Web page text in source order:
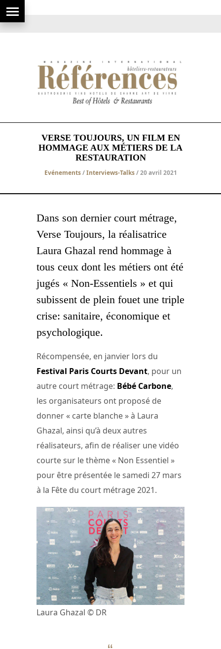
VERSE TOUJOURS, UN FILM EN
HOMMAGE AUX MÉTIERS DE LA
RESTAURATION
Evénements/Interviews-Talks/ 20 avril 2021
Dans son dernier court métrage,
Verse Toujours, la réalisatrice
Laura Ghazal rend hommage à
tous ceux dont les métiers ont été
jugés « Non-Essentiels » et qui
subissent de plein fouet une triple
crise: sanitaire, économique et
psychologique.
Récompensée, en janvier lors du
Festival Paris Courts Devant, pour un
autre court métrage: Bébé Carbone,
les organisateurs ont proposé de
donner « carte blanche » à Laura
Ghazal, ainsi qu’à deux autres
réalisateurs, afin de réaliser une vidéo
courte sur le thème « Non Essentiel »
pour être présentée le samedi 27 mars
à la Fête du court métrage 2021.
Laura Ghazal © DR